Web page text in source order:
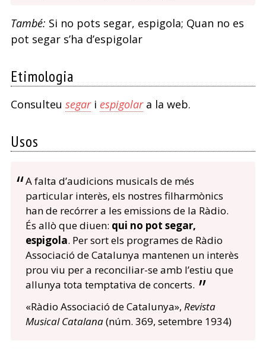
També: Si no pots segar, espigola; Quan no es
pot segar s’ha d’espigolar
Etimologia
Consulteu segari espigolara la web.
Usos
A falta d’audicions musicals de més
particular interès, els nostres filharmònics
han de recórrer a les emissions de la Ràdio.
És allò que diuen: qui no pot segar,
espigola. Per sort els programes de Ràdio
Associació de Catalunya mantenen un interès
prou viu per a reconciliar-se amb l’estiu que
allunya tota temptativa de concerts.
«Ràdio Associació de Catalunya», Revista
Musical Catalana(núm. 369, setembre 1934)